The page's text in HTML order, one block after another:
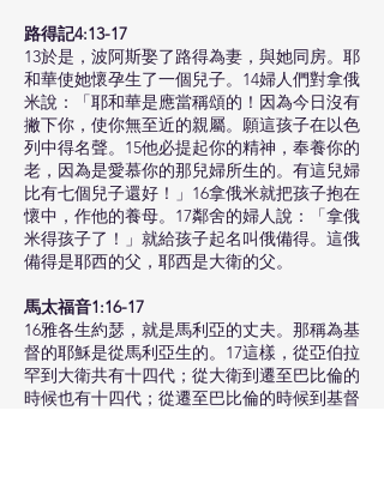
路得記4:13-17
13於是，波阿斯娶了路得為妻，與她同房。耶
和華使她懷孕生了一個兒子。14婦人們對拿俄
米說：「耶和華是應當稱頌的！因為今日沒有
撇下你，使你無至近的親屬。願這孩子在以色
列中得名聲。15他必提起你的精神，奉養你的
老，因為是愛慕你的那兒婦所生的。有這兒婦
比有七個兒子還好！」16拿俄米就把孩子抱在
懷中，作他的養母。17鄰舍的婦人說：「拿俄
米得孩子了！」就給孩子起名叫俄備得。這俄
備得是耶西的父，耶西是大衛的父。
馬太福音1:16-17
16雅各生約瑟，就是馬利亞的丈夫。那稱為基
督的耶穌是從馬利亞生的。17這樣，從亞伯拉
罕到大衛共有十四代；從大衛到遷至巴比倫的
時候也有十四代；從遷至巴比倫的時候到基督